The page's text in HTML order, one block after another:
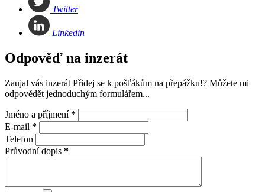
Twitter
Linkedin
Odpověď na inzerát
Zaujal vás inzerát Přidej se k pošťákům na přepážku!? Můžete mi
odpovědět jednoduchým formulářem...
Jméno a příjmení*
E-mail *
Telefon
Průvodní dopis *